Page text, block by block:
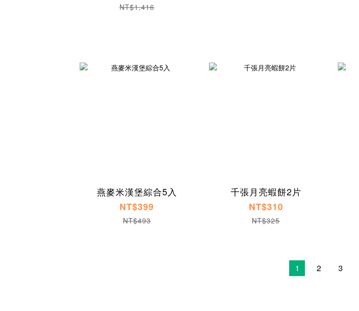
NT$1,416
燕麥米漢堡綜合5入
NT$399
NT$493
千張月亮蝦餅2片
NT$310
NT$325
1 2 3